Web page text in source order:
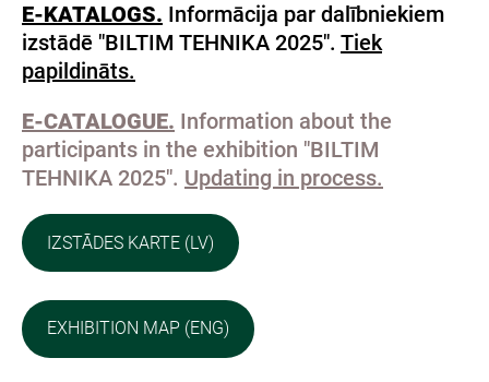
E-KATALOGS. Informācija par dalībniekiem
izstādē "BILTIM TEHNIKA 2025". Tiek
papildināts.
E-CATALOGUE. Information about the
participants in the exhibition "BILTIM
TEHNIKA 2025". Updating in process.
IZSTĀDES KARTE (LV)
EXHIBITION MAP (ENG)